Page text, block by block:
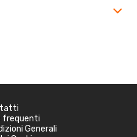
frequenti
Generali